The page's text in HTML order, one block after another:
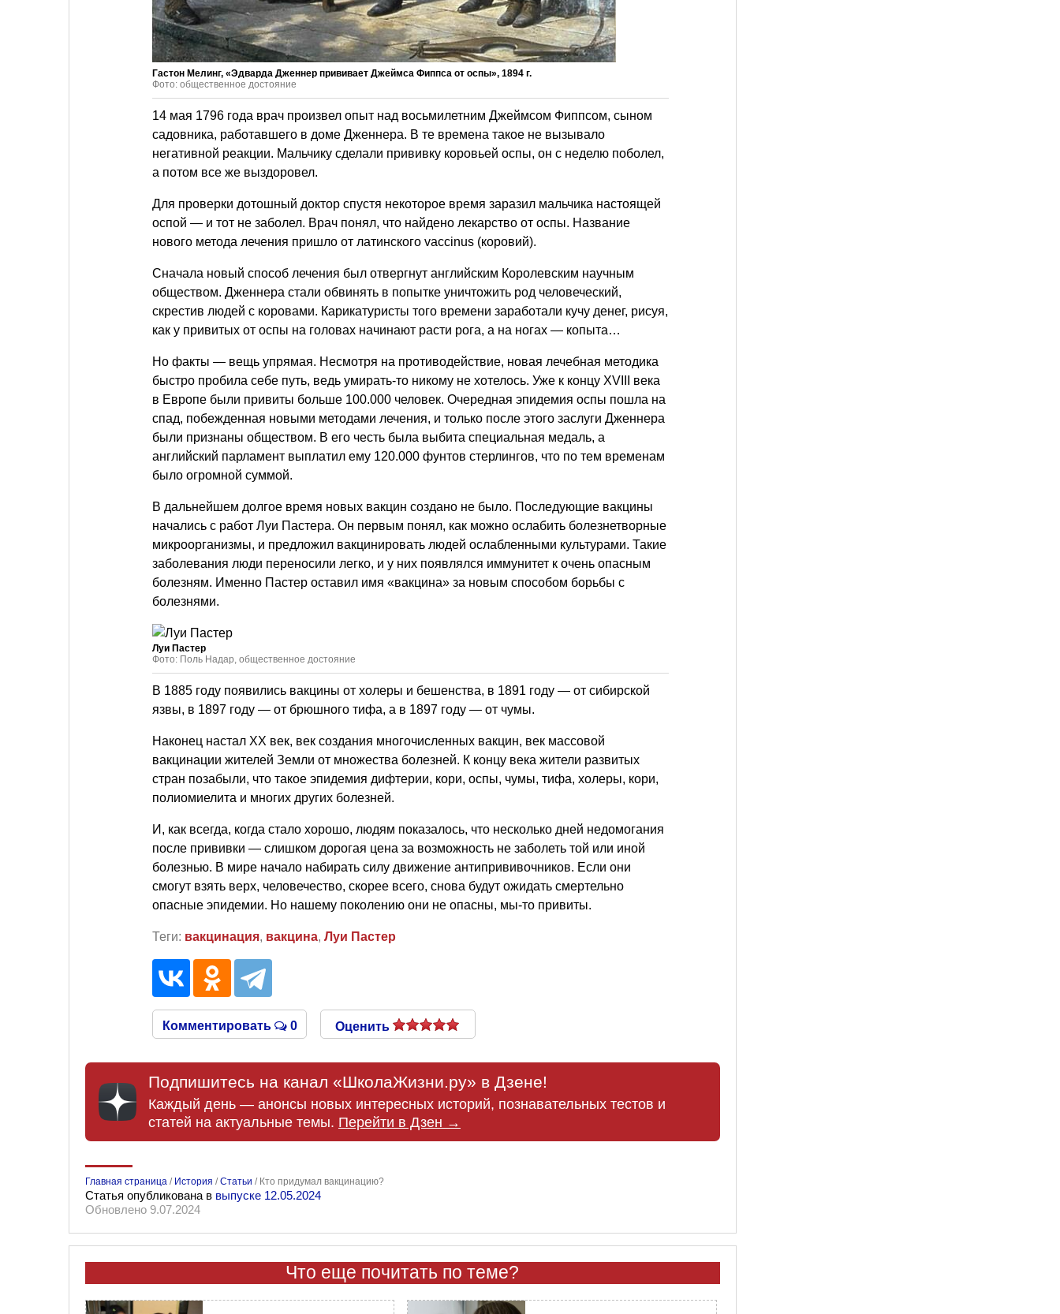
Гастон Мелинг, «Эдварда Дженнер прививает Джеймса Фиппса от оспы», 1894 г.
Фото: общественное достояние
14 мая 1796 года врач произвел опыт над восьмилетним Джеймсом Фиппсом, сыном
садовника, работавшего в доме Дженнера. В те времена такое не вызывало
негативной реакции. Мальчику сделали прививку коровьей оспы, он с неделю поболел,
а потом все же выздоровел.
Для проверки дотошный доктор спустя некоторое время заразил мальчика настоящей
оспой — и тот не заболел. Врач понял, что найдено лекарство от оспы. Название
нового метода лечения пришло от латинского vaccinus (коровий).
Сначала новый способ лечения был отвергнут английским Королевским научным
обществом. Дженнера стали обвинять в попытке уничтожить род человеческий,
скрестив людей с коровами. Карикатуристы того времени заработали кучу денег, рисуя,
как у привитых от оспы на головах начинают расти рога, а на ногах — копыта…
Но факты — вещь упрямая. Несмотря на противодействие, новая лечебная методика
быстро пробила себе путь, ведь умирать-то никому не хотелось. Уже к концу XVIII века
в Европе были привиты больше 100.000 человек. Очередная эпидемия оспы пошла на
спад, побежденная новыми методами лечения, и только после этого заслуги Дженнера
были признаны обществом. В его честь была выбита специальная медаль, а
английский парламент выплатил ему 120.000 фунтов стерлингов, что по тем временам
было огромной суммой.
В дальнейшем долгое время новых вакцин создано не было. Последующие вакцины
начались с работ Луи Пастера. Он первым понял, как можно ослабить болезнетворные
микроорганизмы, и предложил вакцинировать людей ослабленными культурами. Такие
заболевания люди переносили легко, и у них появлялся иммунитет к очень опасным
болезням. Именно Пастер оставил имя «вакцина» за новым способом борьбы с
болезнями.
Луи Пастер
Фото: Поль Надар, общественное достояние
В 1885 году появились вакцины от холеры и бешенства, в 1891 году — от сибирской
язвы, в 1897 году — от брюшного тифа, а в 1897 году — от чумы.
Наконец настал XX век, век создания многочисленных вакцин, век массовой
вакцинации жителей Земли от множества болезней. К концу века жители развитых
стран позабыли, что такое эпидемия дифтерии, кори, оспы, чумы, тифа, холеры, кори,
полиомиелита и многих других болезней.
И, как всегда, когда стало хорошо, людям показалось, что несколько дней недомогания
после прививки — слишком дорогая цена за возможность не заболеть той или иной
болезнью. В мире начало набирать силу движение антипрививочников. Если они
смогут взять верх, человечество, скорее всего, снова будут ожидать смертельно
опасные эпидемии. Но нашему поколению они не опасны, мы-то привиты.
Теги: вакцинация, вакцина, Луи Пастер
Комментировать 0 Оценить
Подпишитесь на канал «ШколаЖизни.ру» в Дзене!
Каждый день — анонсы новых интересных историй, познавательных тестов и
статей на актуальные темы. Перейти в Дзен →
Главная страница / История /Статьи / Кто придумал вакцинацию?
Статья опубликована в выпуске 12.05.2024
Обновлено 9.07.2024
Что еще почитать по теме?